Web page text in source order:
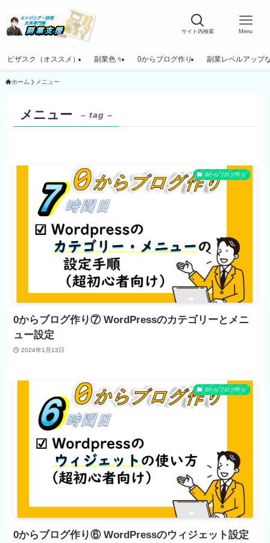
サイト内検索 Menu
ビザスク（オススメ） 副業色々 0からブログ作り 副業レベルアップ
ホーム メニュー
メニュー – tag –
0からブログ作り
0からブログ作り⑦ WordPressのカテゴリーとメニ
ュー設定
2024年1月13日
0からブログ作り
0からブログ作り⑥ WordPressのウィジェット設定